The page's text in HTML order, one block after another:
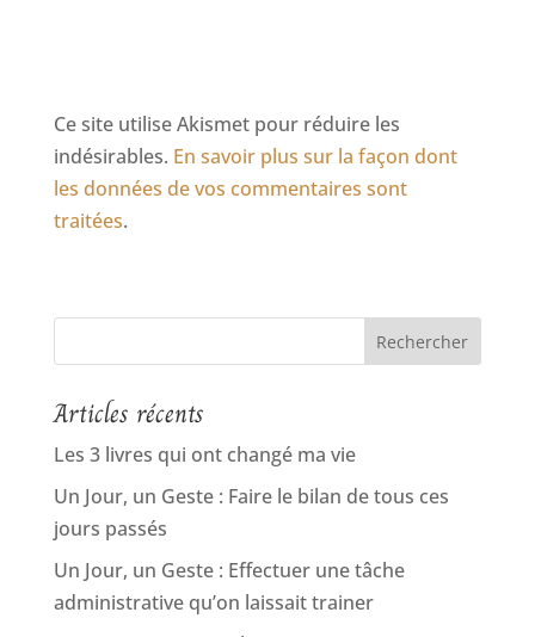
Ce site utilise Akismet pour réduire les
indésirables. En savoir plus sur la façon dont
les données de vos commentaires sont
traitées.
Articles récents
Les 3 livres qui ont changé ma vie
Un Jour, un Geste : Faire le bilan de tous ces
jours passés
Un Jour, un Geste : Effectuer une tâche
administrative qu’on laissait trainer